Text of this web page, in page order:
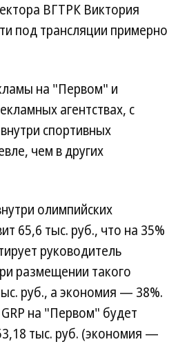
ВГТРК Виктория
под трансляции примерно
на "Первом" и
агентствах, с
спортивных
чем в других
олимпийских
65,6 тыс. руб., что на 35%
руководитель
размещении такого
руб., а экономия — 38%.
на "Первом" будет
тыс. руб. (экономия —